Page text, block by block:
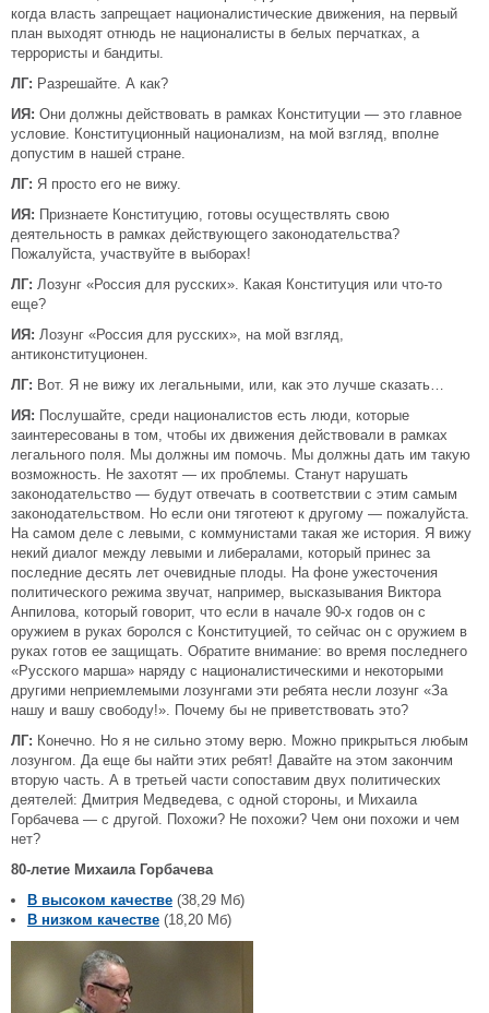
когда власть запрещает националистические движения, на первый
план выходят отнюдь не националисты в белых перчатках, а
террористы и бандиты.
ЛГ: Разрешайте. А как?
ИЯ: Они должны действовать в рамках Конституции — это главное
условие. Конституционный национализм, на мой взгляд, вполне
допустим в нашей стране.
ЛГ: Я просто его не вижу.
ИЯ: Признаете Конституцию, готовы осуществлять свою
деятельность в рамках действующего законодательства?
Пожалуйста, участвуйте в выборах!
ЛГ: Лозунг «Россия для русских». Какая Конституция или что-то
еще?
ИЯ: Лозунг «Россия для русских», на мой взгляд,
антиконституционен.
ЛГ: Вот. Я не вижу их легальными, или, как это лучше сказать…
ИЯ: Послушайте, среди националистов есть люди, которые
заинтересованы в том, чтобы их движения действовали в рамках
легального поля. Мы должны им помочь. Мы должны дать им такую
возможность. Не захотят — их проблемы. Станут нарушать
законодательство — будут отвечать в соответствии с этим самым
законодательством. Но если они тяготеют к другому — пожалуйста.
На самом деле с левыми, с коммунистами такая же история. Я вижу
некий диалог между левыми и либералами, который принес за
последние десять лет очевидные плоды. На фоне ужесточения
политического режима звучат, например, высказывания Виктора
Анпилова, который говорит, что если в начале 90-х годов он с
оружием в руках боролся с Конституцией, то сейчас он с оружием в
руках готов ее защищать. Обратите внимание: во время последнего
«Русского марша» наряду с националистическими и некоторыми
другими неприемлемыми лозунгами эти ребята несли лозунг «За
нашу и вашу свободу!». Почему бы не приветствовать это?
ЛГ: Конечно. Но я не сильно этому верю. Можно прикрыться любым
лозунгом. Да еще бы найти этих ребят! Давайте на этом закончим
вторую часть. А в третьей части сопоставим двух политических
деятелей: Дмитрия Медведева, с одной стороны, и Михаила
Горбачева — с другой. Похожи? Не похожи? Чем они похожи и чем
нет?
80-летие Михаила Горбачева
В высоком качестве (38,29 Мб)
В низком качестве (18,20 Мб)